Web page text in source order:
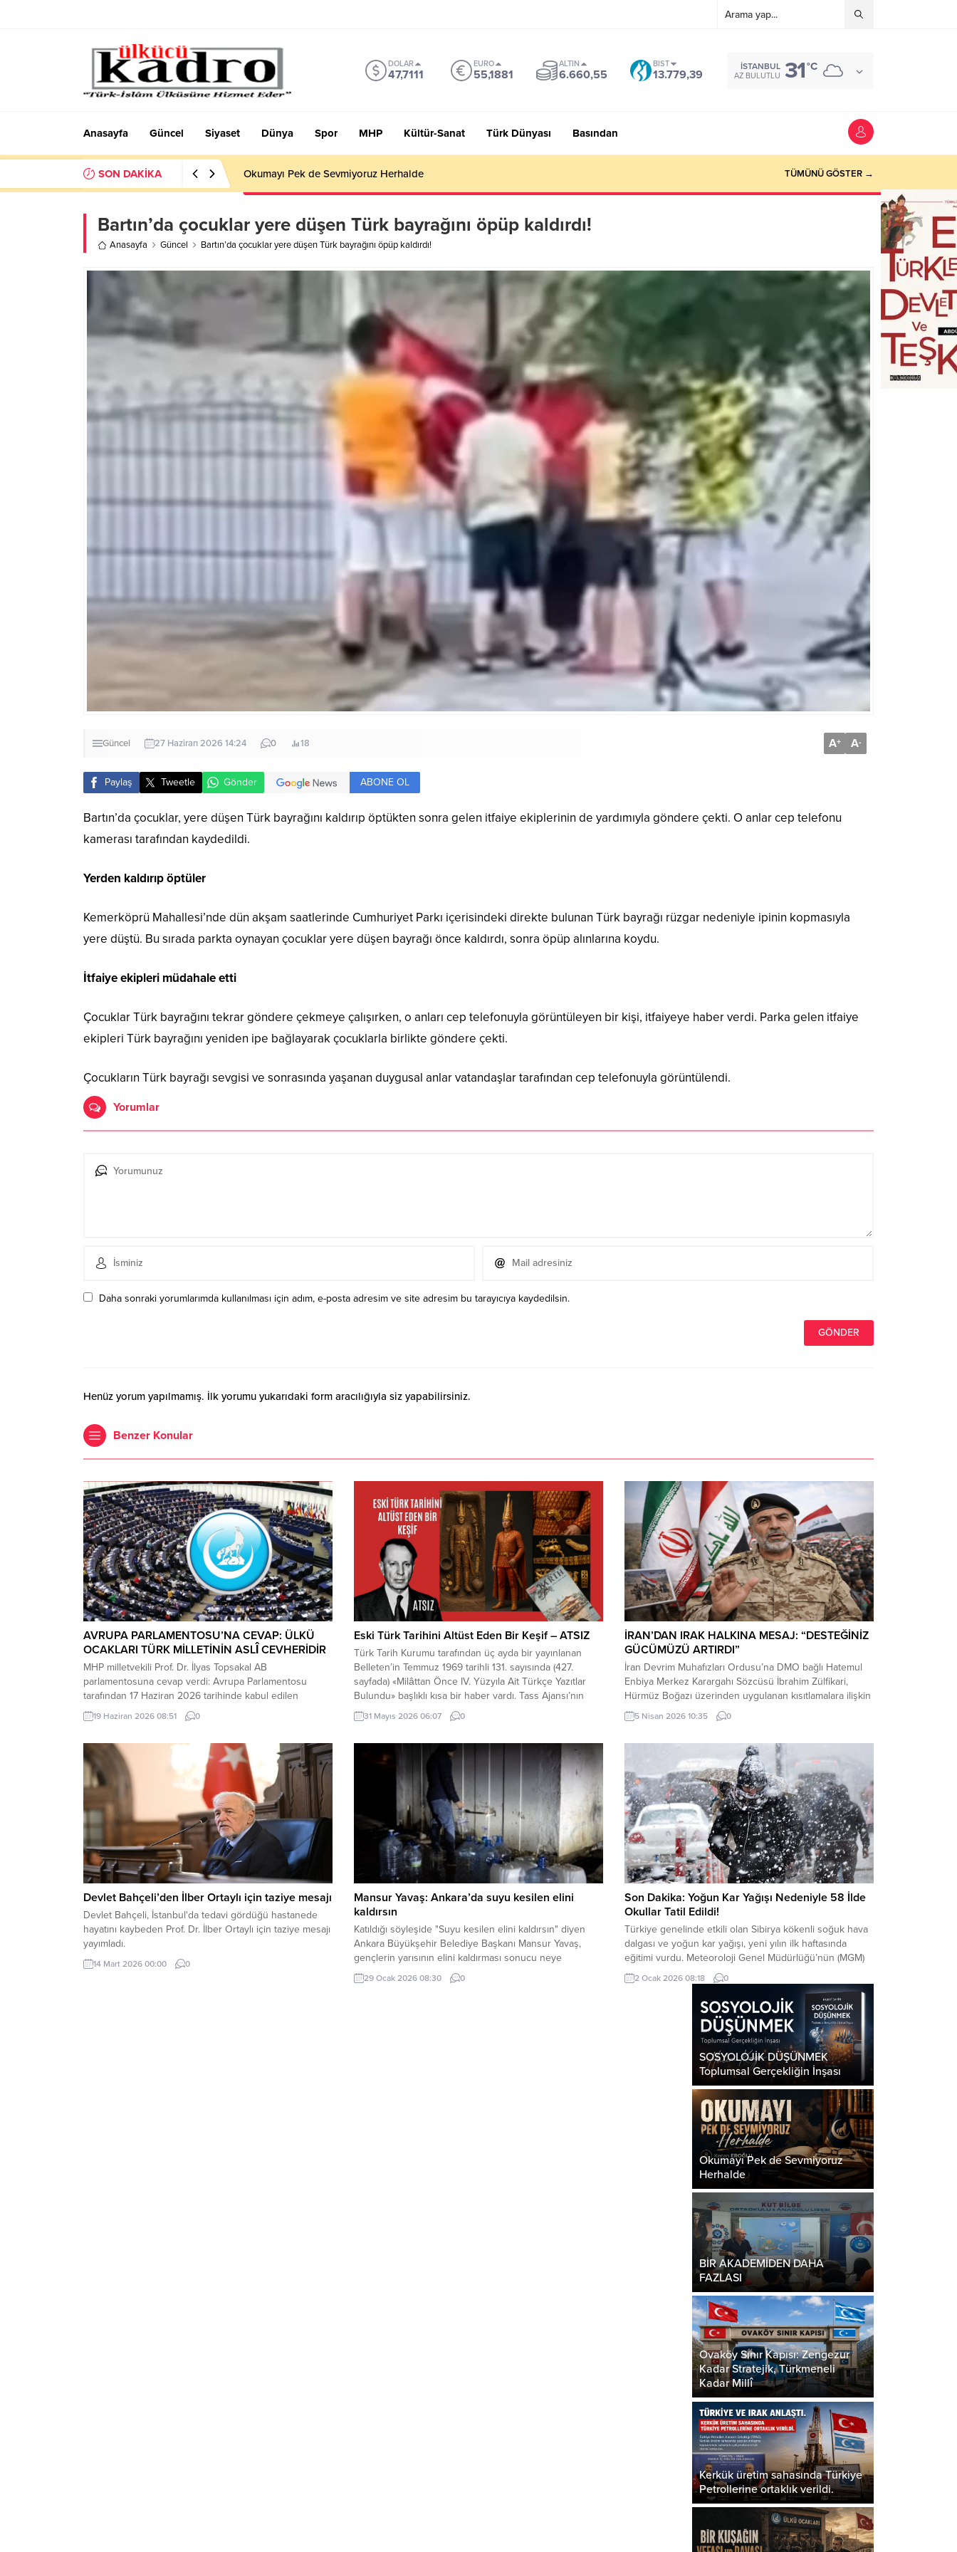
DOLAR
47,7111
EURO
55,1881
ALTIN
6.660,55
BIST
13.779,39
İSTANBUL
AZ BULUTLU 31°C
Anasayfa Güncel Siyaset Dünya Spor MHP Kültür-Sanat Türk Dünyası Basından
SON DAKİKA Okumayı Pek de Sevmiyoruz Herhalde TÜMÜNÜ GÖSTER →
Bartın’da çocuklar yere düşen Türk bayrağını öpüp kaldırdı!
Anasayfa Güncel Bartın’da çocuklar yere düşen Türk bayrağını öpüp kaldırdı!
Güncel 27 Haziran 2026 14:24 0 18 A+ A-
Paylaş Tweetle Gönder ABONE OL
Bartın’da çocuklar, yere düşen Türk bayrağını kaldırıp öptükten sonra gelen itfaiye ekiplerinin de yardımıyla göndere çekti. O anlar cep telefonu
kamerası tarafından kaydedildi.
Yerden kaldırıp öptüler
Kemerköprü Mahallesi’nde dün akşam saatlerinde Cumhuriyet Parkı içerisindeki direkte bulunan Türk bayrağı rüzgar nedeniyle ipinin kopmasıyla
yere düştü. Bu sırada parkta oynayan çocuklar yere düşen bayrağı önce kaldırdı, sonra öpüp alınlarına koydu.
İtfaiye ekipleri müdahale etti
Çocuklar Türk bayrağını tekrar göndere çekmeye çalışırken, o anları cep telefonuyla görüntüleyen bir kişi, itfaiyeye haber verdi. Parka gelen itfaiye
ekipleri Türk bayrağını yeniden ipe bağlayarak çocuklarla birlikte göndere çekti.
Çocukların Türk bayrağı sevgisi ve sonrasında yaşanan duygusal anlar vatandaşlar tarafından cep telefonuyla görüntülendi.
Yorumlar
Daha sonraki yorumlarımda kullanılması için adım, e-posta adresim ve site adresim bu tarayıcıya kaydedilsin.
Henüz yorum yapılmamış. İlk yorumu yukarıdaki form aracılığıyla siz yapabilirsiniz.
Benzer Konular
AVRUPA PARLAMENTOSU’NA CEVAP: ÜLKÜ
OCAKLARI TÜRK MİLLETİNİN ASLÎ CEVHERİDİR
MHP milletvekili Prof. Dr. İlyas Topsakal AB
parlamentosuna cevap verdi: Avrupa Parlamentosu
tarafından 17 Haziran 2026 tarihinde kabul edilen
Türkiye Raporu, teknik bir ilerleme belgesi olmaktan
ziyade, Türkiye-AB ilişkilerinin gerilimli fay hatlarını
alan bir siyasi pozisyon belgesi niteliğindedir. Raporun
içeriği, Türkiye’nin iç siyasi dengelerine...
19 Haziran 2026 08:51 0
Eski Türk Tarihini Altüst Eden Bir Keşif – ATSIZ
Türk Tarih Kurumu tarafından üç ayda bir yayınlanan
Belleten’in Temmuz 1969 tarihli 131. sayısında (427.
sayfada) «Milâttan Önce IV. Yüzyıla Ait Türkçe Yazıtlar
Bulundu» başlıklı kısa bir haber vardı. Tass Ajansı’nın
Alma Ata kaynaklı bir haberinde, bu yazıtlarda yapılan
incelemelere göre, bunların Milât’tan Önce IV. Yüzyılda
31 Mayıs 2026 06:07 0
İRAN’DAN IRAK HALKINA MESAJ: “DESTEĞİNİZ
GÜCÜMÜZÜ ARTIRDI”
İran Devrim Muhafızları Ordusu’na DMO bağlı Hatemul
Enbiya Merkez Karargahı Sözcüsü İbrahim Zülfikari,
Hürmüz Boğazı üzerinden uygulanan kısıtlamalara ilişkin
yaptığı açıklamada, Irak’ın bu kısıtlamalardan muaf
tutulacağını belirtti.
5 Nisan 2026 10:35 0
Devlet Bahçeli’den İlber Ortaylı için taziye mesajı
Devlet Bahçeli, İstanbul'da tedavi gördüğü hastanede
hayatını kaybeden Prof. Dr. İlber Ortaylı için taziye mesajı
yayımladı.
14 Mart 2026 00:00 0
Mansur Yavaş: Ankara’da suyu kesilen elini
kaldırsın
Katıldığı söyleşide "Suyu kesilen elini kaldırsın" diyen
Ankara Büyükşehir Belediye Başkanı Mansur Yavaş,
gençlerin yarısının elini kaldırması sonucu neye
uğradığını şaşırdı.
29 Ocak 2026 08:30 0
Son Dakika: Yoğun Kar Yağışı Nedeniyle 58 İlde
Okullar Tatil Edildi!
Türkiye genelinde etkili olan Sibirya kökenli soğuk hava
dalgası ve yoğun kar yağışı, yeni yılın ilk haftasında
eğitimi vurdu. Meteoroloji Genel Müdürlüğü’nün (MGM)
turuncu ve sarı kodlu uyarılarının ardından valiliklerden
peş peşe kar tatili kararları geldi. 2 Ocak 2026 Cuma
günü itibarıyla 58 ilde resmi ve özel tüm eğitim
2 Ocak 2026 08:18 0
SOSYOLOJİK DÜŞÜNMEK
Toplumsal Gerçekliğin İnşası
Okumayı Pek de Sevmiyoruz
Herhalde
BİR AKADEMİDEN DAHA
FAZLASI
Ovaköy Sınır Kapısı: Zengezur
Kadar Stratejik, Türkmeneli
Kadar Millî
Kerkük üretim sahasında Türkiye
Petrollerine ortaklık verildi.